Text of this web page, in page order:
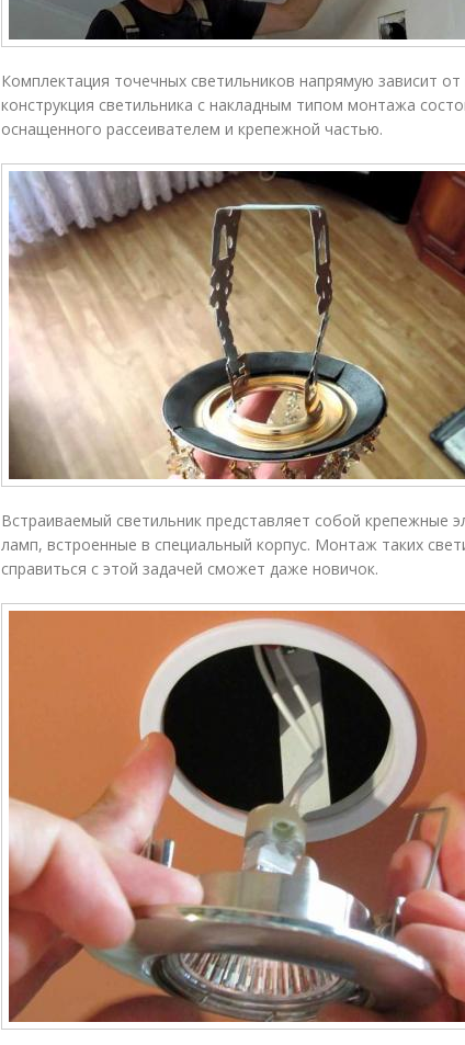
Комплектация точечных светильников напрямую зависит от
конструкция светильника с накладным типом монтажа
оснащенного рассеивателем и крепежной частью.
Встраиваемый светильник представляет собой крепежные
ламп, встроенные в специальный корпус. Монтаж таких
справиться с этой задачей сможет даже новичок.